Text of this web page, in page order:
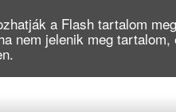
a Flash tartalom
nem jelenik meg